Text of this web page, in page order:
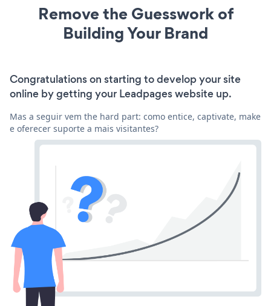
Remove the Guesswork of
Building Your Brand
Congratulations on starting to develop your site
online by getting your Leadpages website up.
Mas a seguir vem the hard part: como entice, captivate, make
e oferecer suporte a mais visitantes?